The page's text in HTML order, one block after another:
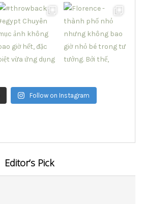
Follow on Instagram
Editor’s Pick